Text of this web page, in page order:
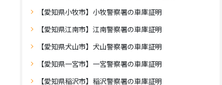
【愛知県小牧市】小牧警察署の車庫証明
【愛知県江南市】江南警察署の車庫証明
【愛知県犬山市】犬山警察署の車庫証明
【愛知県一宮市】一宮警察署の車庫証明
【愛知県稲沢市】稲沢警察署の車庫証明